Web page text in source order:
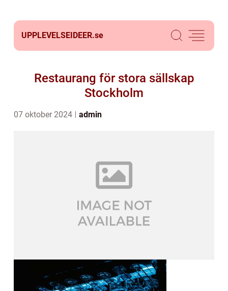
UPPLEVELSEIDEER.se
Restaurang för stora sällskap
Stockholm
07 oktober 2024 admin